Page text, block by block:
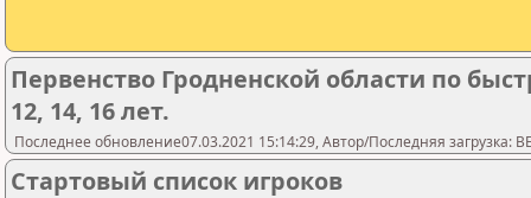
Первенство Гродненской области по
12, 14, 16 лет.
Последнее обновление07.03.2021 15:14:29, Автор/Последняя загрузка:
Стартовый список игроков